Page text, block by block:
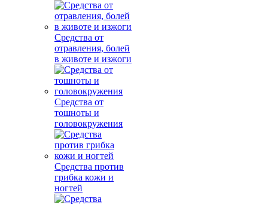
Средства от
отравления, болей
в животе и изжоги
Средства от
тошноты и
головокружения
Средства против
грибка кожи и
ногтей